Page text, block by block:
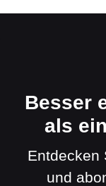
Besser
als
Entdecken
und